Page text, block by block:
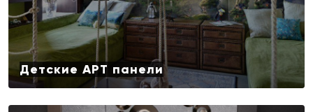
Детские АРТ панели